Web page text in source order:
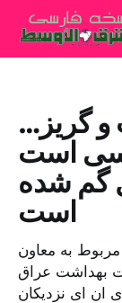
و گریز…
است
گم شده
است
به معاون
بهداشت عراق
ان ای نزدیکان